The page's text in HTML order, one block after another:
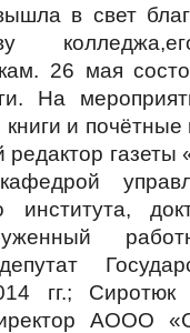
в свет
26 мая
На
и
редактор газеты
института,
гг.;
АООО